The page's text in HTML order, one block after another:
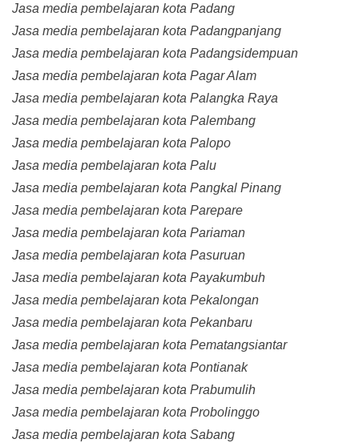
Jasa media pembelajaran kota Padang
Jasa media pembelajaran kota Padangpanjang
Jasa media pembelajaran kota Padangsidempuan
Jasa media pembelajaran kota Pagar Alam
Jasa media pembelajaran kota Palangka Raya
Jasa media pembelajaran kota Palembang
Jasa media pembelajaran kota Palopo
Jasa media pembelajaran kota Palu
Jasa media pembelajaran kota Pangkal Pinang
Jasa media pembelajaran kota Parepare
Jasa media pembelajaran kota Pariaman
Jasa media pembelajaran kota Pasuruan
Jasa media pembelajaran kota Payakumbuh
Jasa media pembelajaran kota Pekalongan
Jasa media pembelajaran kota Pekanbaru
Jasa media pembelajaran kota Pematangsiantar
Jasa media pembelajaran kota Pontianak
Jasa media pembelajaran kota Prabumulih
Jasa media pembelajaran kota Probolinggo
Jasa media pembelajaran kota Sabang